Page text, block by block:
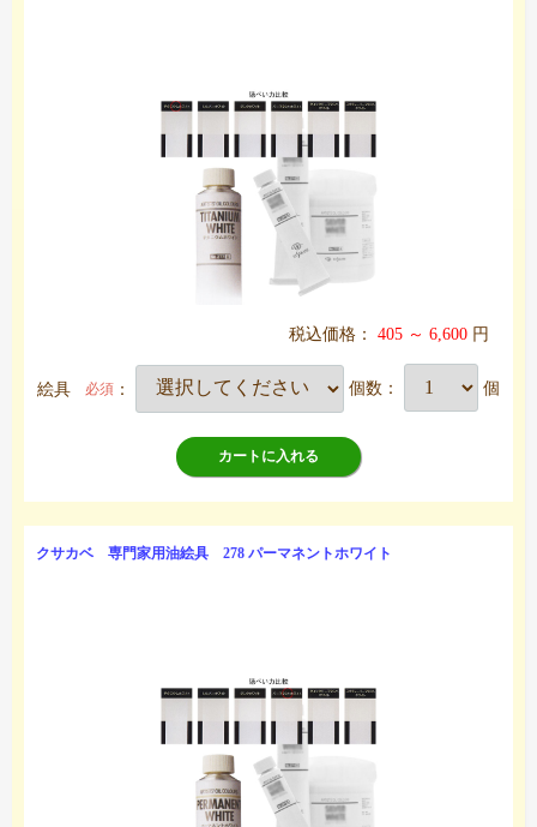
税込価格： 405 ～ 6,600 円
絵具 必須 ： 個数： 個
カートに入れる
クサカベ 専門家用油絵具 278 パーマネントホワイト